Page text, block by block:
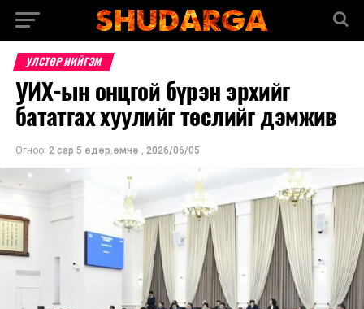
УЛСТӨР НИЙГЭМ
УИХ-ын онцгой бүрэн эрхийг
бататгах хуулийг төслийг дэмжив
Огноо: 2 сар 5 өдөр.өмнө , 2026/06/05